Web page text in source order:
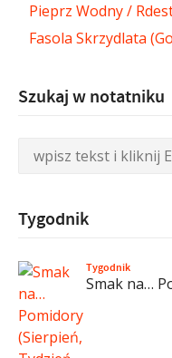
Pieprz Wodny /
Fasola Skrzydlata
Szukaj w notatniku
Tygodnik
Tygodnik
Smak na…